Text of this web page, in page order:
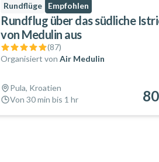
Rundflüge Empfohlen
Rundflug über das südliche
von Medulin aus
(87)
Organisiert von Air Medulin
Pula, Kroatien
Von 30 min bis 1 hr